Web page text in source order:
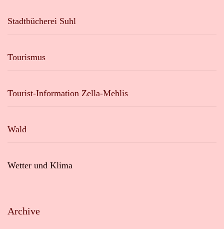
Stadtbücherei Suhl
Tourismus
Tourist-Information Zella-Mehlis
Wald
Wetter und Klima
Archive